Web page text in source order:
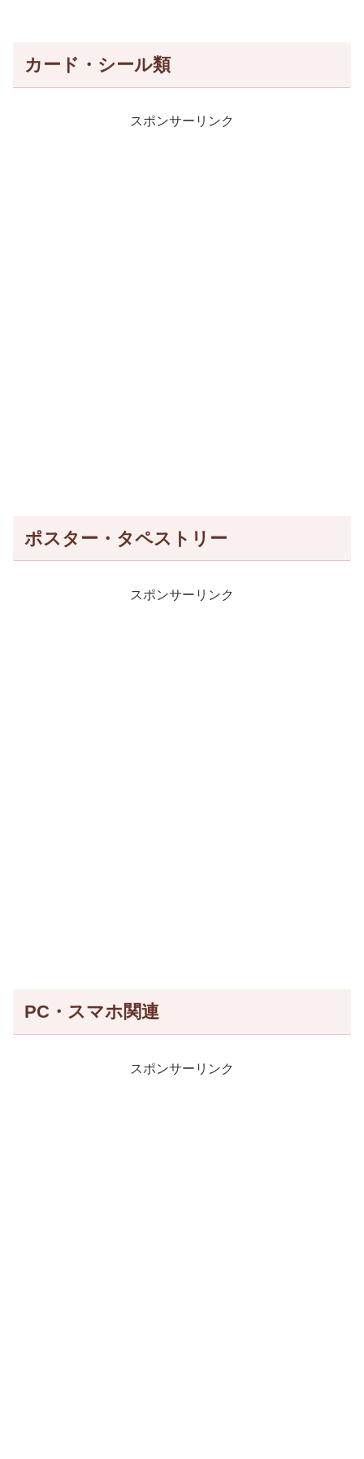
カード・シール類
スポンサーリンク
ポスター・タペストリー
スポンサーリンク
PC・スマホ関連
スポンサーリンク